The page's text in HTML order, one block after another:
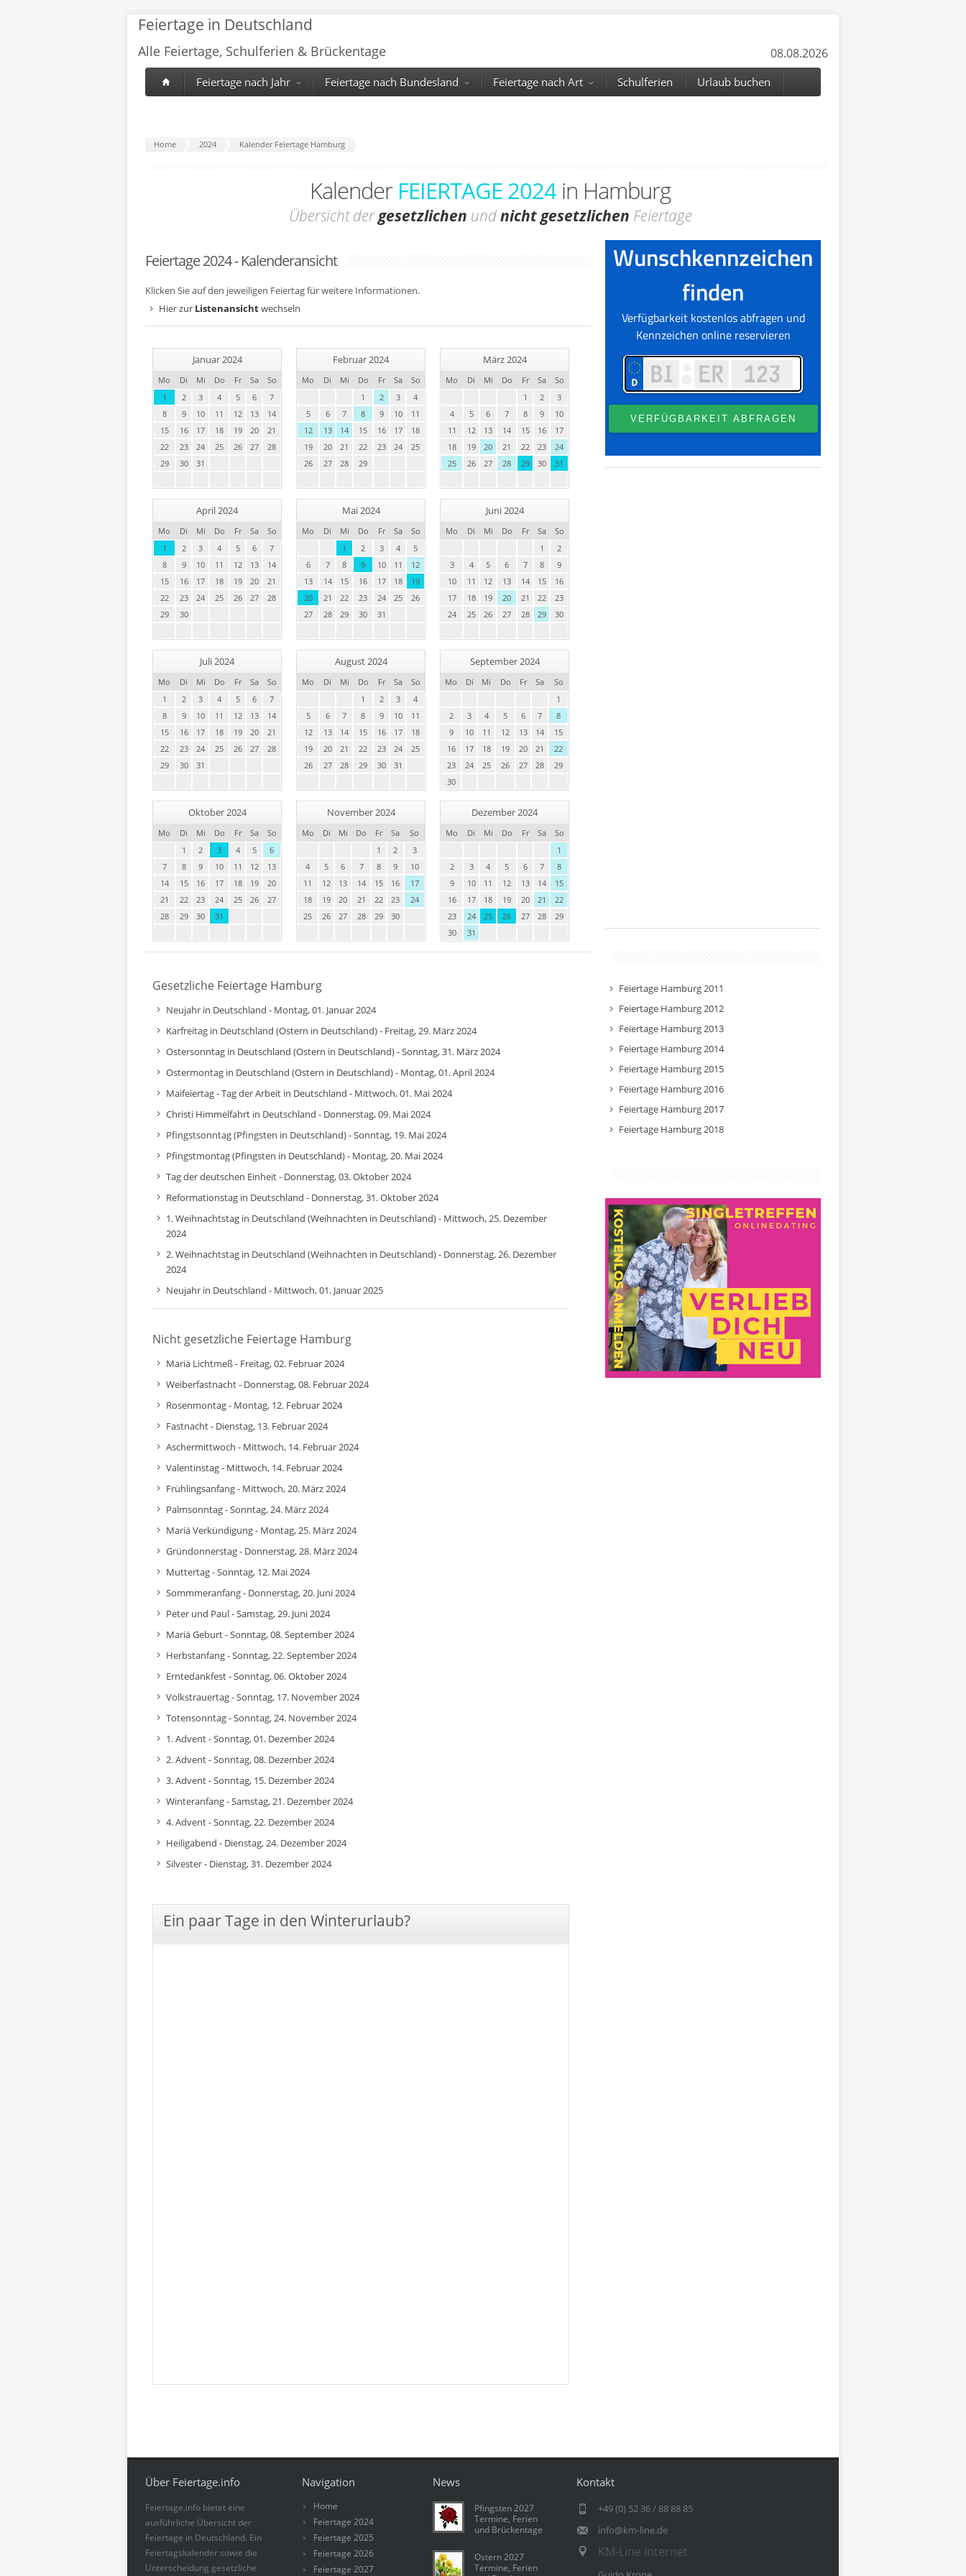
Feiertage in Deutschland
Alle Feiertage, Schulferien & Brückentage 08.08.2026
Feiertage nach Jahr Feiertage nach Bundesland Feiertage nach Art Schulferien Urlaub buchen
Home 2024 Kalender Feiertage Hamburg
Kalender FEIERTAGE 2024in Hamburg
Übersicht dergesetzlichen undnicht gesetzlichen Feiertage
Feiertage 2024 - Kalenderansicht
Klicken Sie auf den jeweiligen Feiertag für weitere Informationen.
Hier zur Listenansichtwechseln
Januar 2024
Mo Di Mi Do Fr Sa
So
1
2 3 4 5 6
7
8
9 10 11 12 13
14
15
16 17 18 19 20
21
22
23 24 25 26 27
28
29
30 31
Februar 2024
Mo Di Mi Do Fr Sa
So
1
2 3
4
5
6 7 8 9 10
11
12
13 14 15 16 17
18
19
20 21 22 23 24
25
26
27 28 29
März 2024
Mo Di Mi Do Fr Sa
So
1
2
3
4
5 6 7 8 9
10
11
12 13 14 15 16
17
18
19 20 21 22 23
24
25
26 27 28 29 30 31
April 2024
Mo Di Mi Do Fr Sa
So
1
2 3 4 5 6
7
8
9 10 11 12 13
14
15
16 17 18 19 20
21
22
23 24 25 26 27
28
29
30
Mai 2024
Mo Di Mi Do Fr Sa
So
1
2 3 4
5
6
7 8 9 10 11
12
13
14 15 16 17 18
19
20
21 22 23 24 25
26
27
28 29 30 31
Juni 2024
Mo Di Mi Do Fr Sa
So
1
2
3
4 5 6 7 8
9
10
11 12 13 14 15
16
17
18 19 20 21 22
23
24
25 26 27 28 29 30
Juli 2024
Mo Di Mi Do Fr Sa
So
1
2 3 4 5 6
7
8
9 10 11 12 13
14
15
16 17 18 19 20
21
22
23 24 25 26 27
28
29
30 31
August 2024
Mo Di Mi Do Fr Sa
So
1
2 3
4
5
6 7 8 9 10
11
12
13 14 15 16 17
18
19
20 21 22 23 24
25
26
27 28 29 30 31
September 2024
Mo Di Mi Do Fr Sa
So
1
2
3 4 5 6 7
8
9
10 11 12 13 14
15
16
17 18 19 20 21
22
23
24 25 26 27 28
29
30
Oktober 2024
Mo Di Mi Do Fr Sa
So
1
2 3 4 5
6
7
8 9 10 11 12
13
14
15 16 17 18 19
20
21
22 23 24 25 26
27
28
29 30 31
November 2024
Mo Di Mi Do Fr Sa
So
1
2
3
4
5 6 7 8 9
10
11
12 13 14 15 16
17
18
19 20 21 22 23
24
25
26 27 28 29 30
Dezember 2024
Mo Di Mi Do Fr Sa
So
1
2
3 4 5 6 7
8
9
10 11 12 13 14
15
16
17 18 19 20 21
22
23
24 25 26 27 28
29
30
31
Gesetzliche Feiertage Hamburg
Neujahr in Deutschland - Montag, 01. Januar 2024
Karfreitag in Deutschland (Ostern in Deutschland) - Freitag, 29. März 2024
Ostersonntag in Deutschland (Ostern in Deutschland) - Sonntag, 31. März 2024
Ostermontag in Deutschland (Ostern in Deutschland) - Montag, 01. April 2024
Maifeiertag - Tag der Arbeit in Deutschland - Mittwoch, 01. Mai 2024
Christi Himmelfahrt in Deutschland - Donnerstag, 09. Mai 2024
Pfingstsonntag (Pfingsten in Deutschland) - Sonntag, 19. Mai 2024
Pfingstmontag (Pfingsten in Deutschland) - Montag, 20. Mai 2024
Tag der deutschen Einheit - Donnerstag, 03. Oktober 2024
Reformationstag in Deutschland - Donnerstag, 31. Oktober 2024
1. Weihnachtstag in Deutschland (Weihnachten in Deutschland) - Mittwoch, 25. Dezember
2024
2. Weihnachtstag in Deutschland (Weihnachten in Deutschland) - Donnerstag, 26. Dezember
2024
Neujahr in Deutschland - Mittwoch, 01. Januar 2025
Nicht gesetzliche Feiertage Hamburg
Mariä Lichtmeß - Freitag, 02. Februar 2024
Weiberfastnacht - Donnerstag, 08. Februar 2024
Rosenmontag - Montag, 12. Februar 2024
Fastnacht - Dienstag, 13. Februar 2024
Aschermittwoch - Mittwoch, 14. Februar 2024
Valentinstag - Mittwoch, 14. Februar 2024
Frühlingsanfang - Mittwoch, 20. März 2024
Palmsonntag - Sonntag, 24. März 2024
Mariä Verkündigung - Montag, 25. März 2024
Gründonnerstag - Donnerstag, 28. März 2024
Muttertag - Sonntag, 12. Mai 2024
Sommmeranfang - Donnerstag, 20. Juni 2024
Peter und Paul - Samstag, 29. Juni 2024
Mariä Geburt - Sonntag, 08. September 2024
Herbstanfang - Sonntag, 22. September 2024
Erntedankfest - Sonntag, 06. Oktober 2024
Volkstrauertag - Sonntag, 17. November 2024
Totensonntag - Sonntag, 24. November 2024
1. Advent - Sonntag, 01. Dezember 2024
2. Advent - Sonntag, 08. Dezember 2024
3. Advent - Sonntag, 15. Dezember 2024
Winteranfang - Samstag, 21. Dezember 2024
4. Advent - Sonntag, 22. Dezember 2024
Heiligabend - Dienstag, 24. Dezember 2024
Silvester - Dienstag, 31. Dezember 2024
Ein paar Tage in den Winterurlaub?
Feiertage Hamburg 2011
Feiertage Hamburg 2012
Feiertage Hamburg 2013
Feiertage Hamburg 2014
Feiertage Hamburg 2015
Feiertage Hamburg 2016
Feiertage Hamburg 2017
Feiertage Hamburg 2018
Über Feiertage.info
Feiertage.info bietet eine
ausführliche Übersicht der
Feiertage in Deutschland. Ein
Feiertagskalender sowie die
Unterscheidung gesetzliche
Navigation
Home
Feiertage 2024
Feiertage 2025
Feiertage 2026
Feiertage 2027
News
Pfingsten 2027
Termine, Ferien
und Brückentage
Ostern 2027
Termine, Ferien
Kontakt
+49 (0) 52 36 / 88 88 85
info@km-line.de
KM-Line Internet